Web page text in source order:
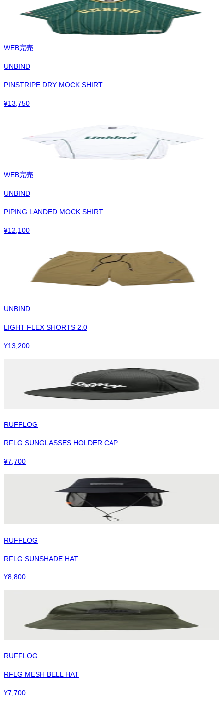
WEB完売
UNBIND
PINSTRIPE DRY MOCK SHIRT
¥13,750
WEB完売
UNBIND
PIPING LANDED MOCK SHIRT
¥12,100
UNBIND
LIGHT FLEX SHORTS 2.0
¥13,200
RUFFLOG
RFLG SUNGLASSES HOLDER CAP
¥7,700
RUFFLOG
RFLG SUNSHADE HAT
¥8,800
RUFFLOG
RFLG MESH BELL HAT
¥7,700